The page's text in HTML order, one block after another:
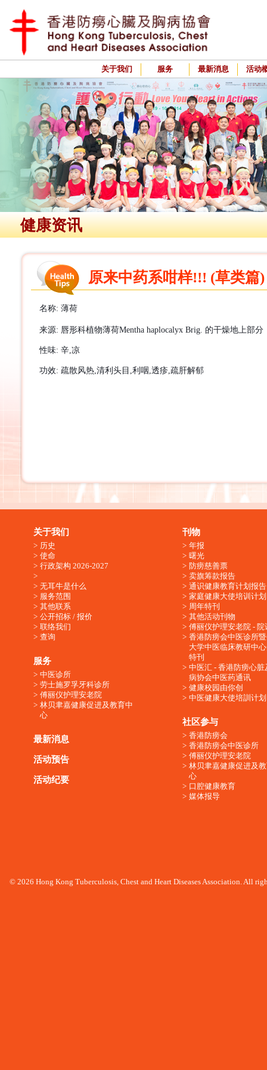
关于我们 服务 最新消息 活动
健康资讯
原来中药系咁样!!! (草类篇
名称: 薄荷
来源: 唇形科植物薄荷Mentha haplocalyx Brig. 的干燥地上部分
性味: 辛,凉
功效: 疏散风热,清利头目 ,利咽 ,透疹,疏肝解郁
关于我们
历史
使命
行政架构 2026-2027
无耳牛是什么
服务范围
其他联系
公开招标 / 报价
联络我们
查询
服务
中医诊所
劳士施罗孚牙科诊所
傅丽仪护理安老院
林贝聿嘉健康促进及教育中
心
最新消息
活动预告
活动纪要
刊物
年报
曙光
防痨慈善票
卖旗筹款报告
通识健康教育计划报告
家庭健康大使培训计划
周年特刊
其他活动刊物
傅丽仪护理安老院 - 院
香港防痨会中医诊所
大学中医临床教研中
特刊
中医汇 - 香港防痨心脏
病协会中医药通讯
健康校园由你创
中医健康大使培訓计划
社区参与
香港防痨会
香港防痨会中医诊所
傅丽仪护理安老院
林贝聿嘉健康促进及
心
口腔健康教育
媒体报导
© 2026 Hong Kong Tuberculosis, Chest and Heart Diseases Association. All